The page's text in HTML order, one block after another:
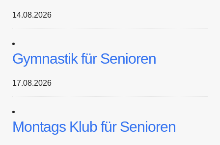
14.08.2026
Gymnastik für Senioren
17.08.2026
Montags Klub für Senioren